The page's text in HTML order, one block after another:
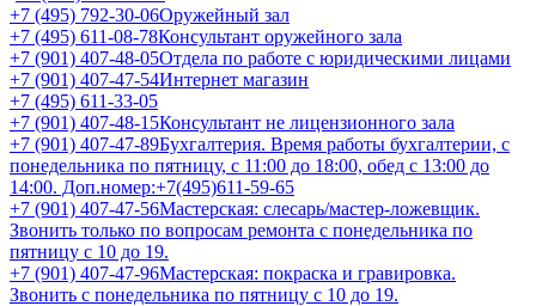
+7 (495) 792-30-06Оружейный зал
+7 (495) 611-08-78Консультант оружейного зала
+7 (901) 407-48-05Отдела по работе с юридическими лицами
+7 (901) 407-47-54Интернет магазин
+7 (495) 611-33-05
+7 (901) 407-48-15Консультант не лицензионного зала
+7 (901) 407-47-89Бухгалтерия. Время работы бухгалтерии, с
понедельника по пятницу, с 11:00 до 18:00, обед с 13:00 до
14:00. Доп.номер:+7(495)611-59-65
+7 (901) 407-47-56Мастерская: слесарь/мастер-ложевщик.
Звонить только по вопросам ремонта с понедельника по
пятницу с 10 до 19.
+7 (901) 407-47-96Мастерская: покраска и гравировка.
Звонить с понедельника по пятницу с 10 до 19.